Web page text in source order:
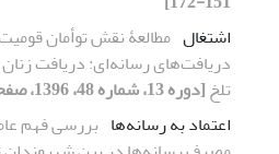
اشتغال مطالعۀ نقش توأمان
دریافت‌های رسانه‌ای: دریافت
تلخ[دوره 13، شماره 48، 1396، صفحه 101-128]
اعتماد به رسانه‌ها بررسی فهم